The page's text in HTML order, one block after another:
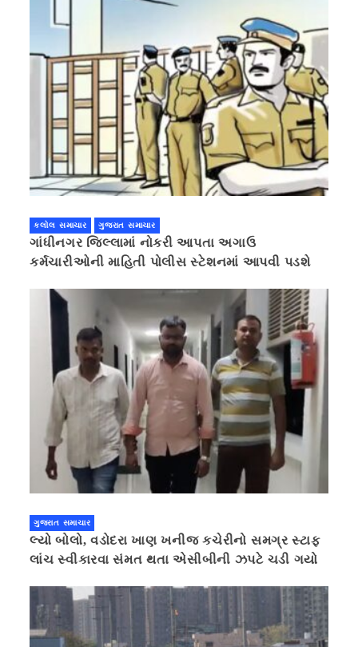
કલોલ સમાચાર ગુજરાત સમાચાર
ગાંધીનગર જિલ્લામાં નોકરી આપતા અગાઉ
કર્મચારીઓની માહિતી પોલીસ સ્ટેશનમાં આપવી પડશે
ગુજરાત સમાચાર
લ્યો બોલો, વડોદરા ખાણ ખનીજ કચેરીનો સમગ્ર સ્ટાફ
લાંચ સ્વીકારવા સંમત થતા એસીબીની ઝપટે ચડી ગયો